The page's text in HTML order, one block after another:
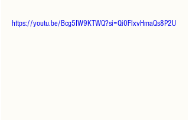
https://youtu.be/Bcg5IW9KTWQ?si=Qi0FlxvHmaQs8P2U